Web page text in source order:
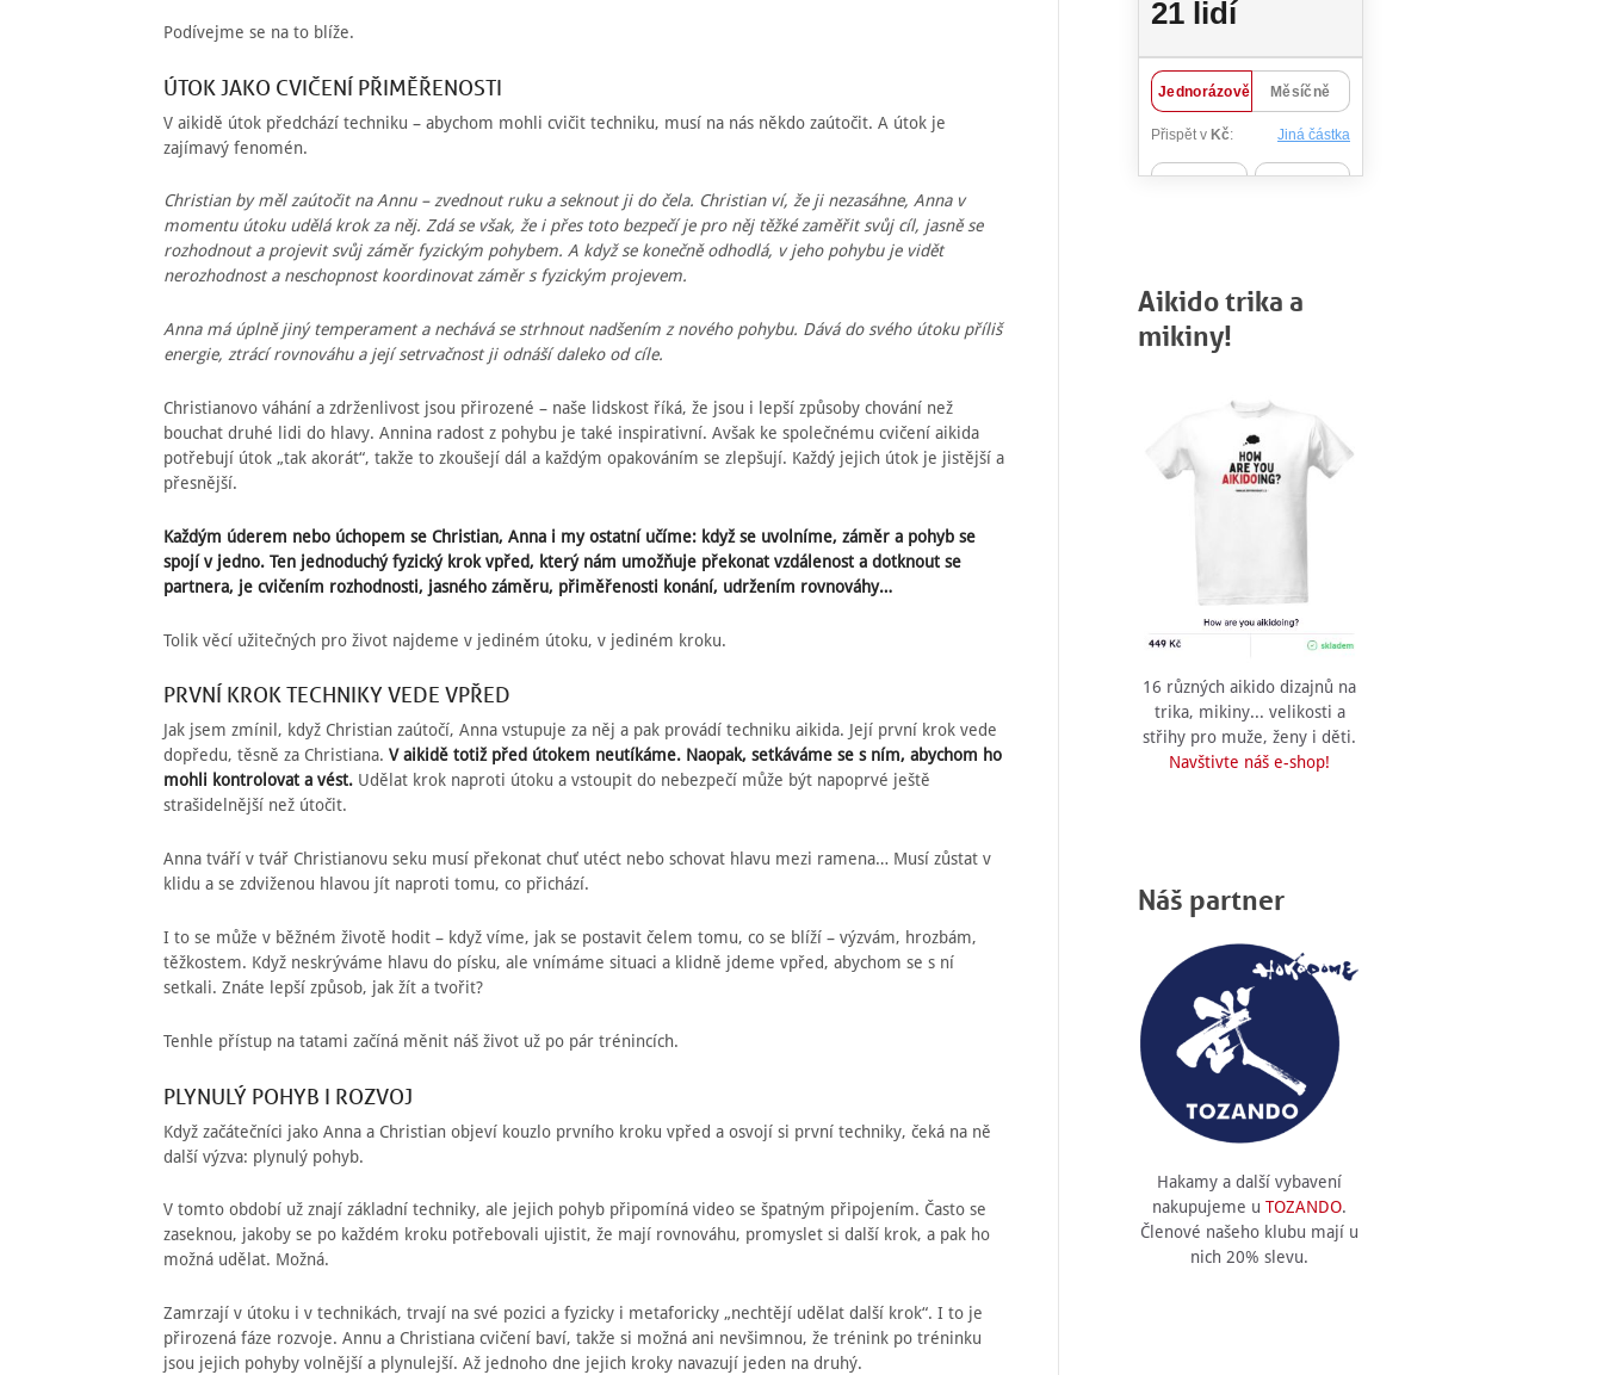
Podívejme se na to blíže.
ÚTOK JAKO CVIČENÍ PŘIMĚŘENOSTI
V aikidě útok předchází techniku – abychom mohli cvičit techniku, musí na nás někdo zaútočit. A útok je
zajímavý fenomén.
Christian by měl zaútočit na Annu – zvednout ruku a seknout ji do čela. Christian ví, že ji nezasáhne, Anna v
momentu útoku udělá krok za něj. Zdá se však, že i přes toto bezpečí je pro něj těžké zaměřit svůj cíl, jasně se
rozhodnout a projevit svůj záměr fyzickým pohybem. A když se konečně odhodlá, v jeho pohybu je vidět
nerozhodnost a neschopnost koordinovat záměr s fyzickým projevem.
Anna má úplně jiný temperament a nechává se strhnout nadšením z nového pohybu. Dává do svého útoku příliš
energie, ztrácí rovnováhu a její setrvačnost ji odnáší daleko od cíle.
Christianovo váhání a zdrženlivost jsou přirozené – naše lidskost říká, že jsou i lepší způsoby chování než
bouchat druhé lidi do hlavy. Annina radost z pohybu je také inspirativní. Avšak ke společnému cvičení aikida
potřebují útok „tak akorát“, takže to zkoušejí dál a každým opakováním se zlepšují. Každý jejich útok je jistější a
přesnější.
Každým úderem nebo úchopem se Christian, Anna i my ostatní učíme: když se uvolníme, záměr a pohyb se
spojí v jedno. Ten jednoduchý fyzický krok vpřed, který nám umožňuje překonat vzdálenost a dotknout se
partnera, je cvičením rozhodnosti, jasného záměru, přiměřenosti konání, udržením rovnováhy…
Tolik věcí užitečných pro život najdeme v jediném útoku, v jediném kroku.
PRVNÍ KROK TECHNIKY VEDE VPŘED
Jak jsem zmínil, když Christian zaútočí, Anna vstupuje za něj a pak provádí techniku aikida. Její první krok vede
dopředu, těsně za Christiana. V aikidě totiž před útokem neutíkáme. Naopak, setkáváme se s ním, abychom ho
mohli kontrolovat a vést. Udělat krok naproti útoku a vstoupit do nebezpečí může být napoprvé ještě
strašidelnější než útočit.
Anna tváří v tvář Christianovu seku musí překonat chuť utéct nebo schovat hlavu mezi ramena… Musí zůstat v
klidu a se zdviženou hlavou jít naproti tomu, co přichází.
I to se může v běžném životě hodit – když víme, jak se postavit čelem tomu, co se blíží – výzvám, hrozbám,
těžkostem. Když neskrýváme hlavu do písku, ale vnímáme situaci a klidně jdeme vpřed, abychom se s ní
setkali. Znáte lepší způsob, jak žít a tvořit?
Tenhle přístup na tatami začíná měnit náš život už po pár trénincích.
PLYNULÝ POHYB I ROZVOJ
Když začátečníci jako Anna a Christian objeví kouzlo prvního kroku vpřed a osvojí si první techniky, čeká na ně
další výzva: plynulý pohyb.
V tomto období už znají základní techniky, ale jejich pohyb připomíná video se špatným připojením. Často se
zaseknou, jakoby se po každém kroku potřebovali ujistit, že mají rovnováhu, promyslet si další krok, a pak ho
možná udělat. Možná.
Zamrzají v útoku i v technikách, trvají na své pozici a fyzicky i metaforicky „nechtějí udělat další krok“. I to je
přirozená fáze rozvoje. Annu a Christiana cvičení baví, takže si možná ani nevšimnou, že trénink po tréninku
jsou jejich pohyby volnější a plynulejší. Až jednoho dne jejich kroky navazují jeden na druhý.
Aikido trika a
mikiny!
16 různých aikido dizajnů na
trika, mikiny... velikosti a
střihy pro muže, ženy i děti.
Navštivte náš e-shop!
Náš partner
Hakamy a další vybavení
nakupujeme u TOZANDO.
Členové našeho klubu mají u
nich 20% slevu.